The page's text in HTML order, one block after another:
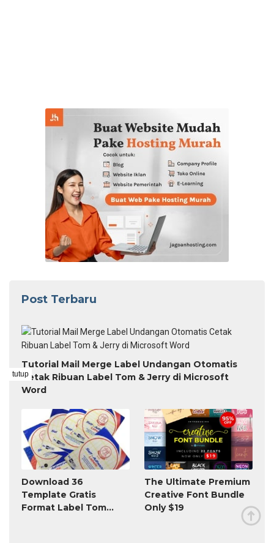
Post Terbaru
Tutorial Mail Merge Label Undangan Otomatis
Cetak Ribuan Label Tom & Jerry di Microsoft
Word
Download 36
Template Gratis
Format Label Tom
The Ultimate Premium
Creative Font Bundle
Only $19
tutup